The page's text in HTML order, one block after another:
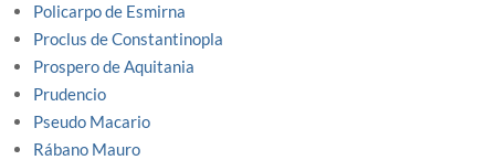
Policarpo de Esmirna
Proclus de Constantinopla
Prospero de Aquitania
Prudencio
Pseudo Macario
Rábano Mauro